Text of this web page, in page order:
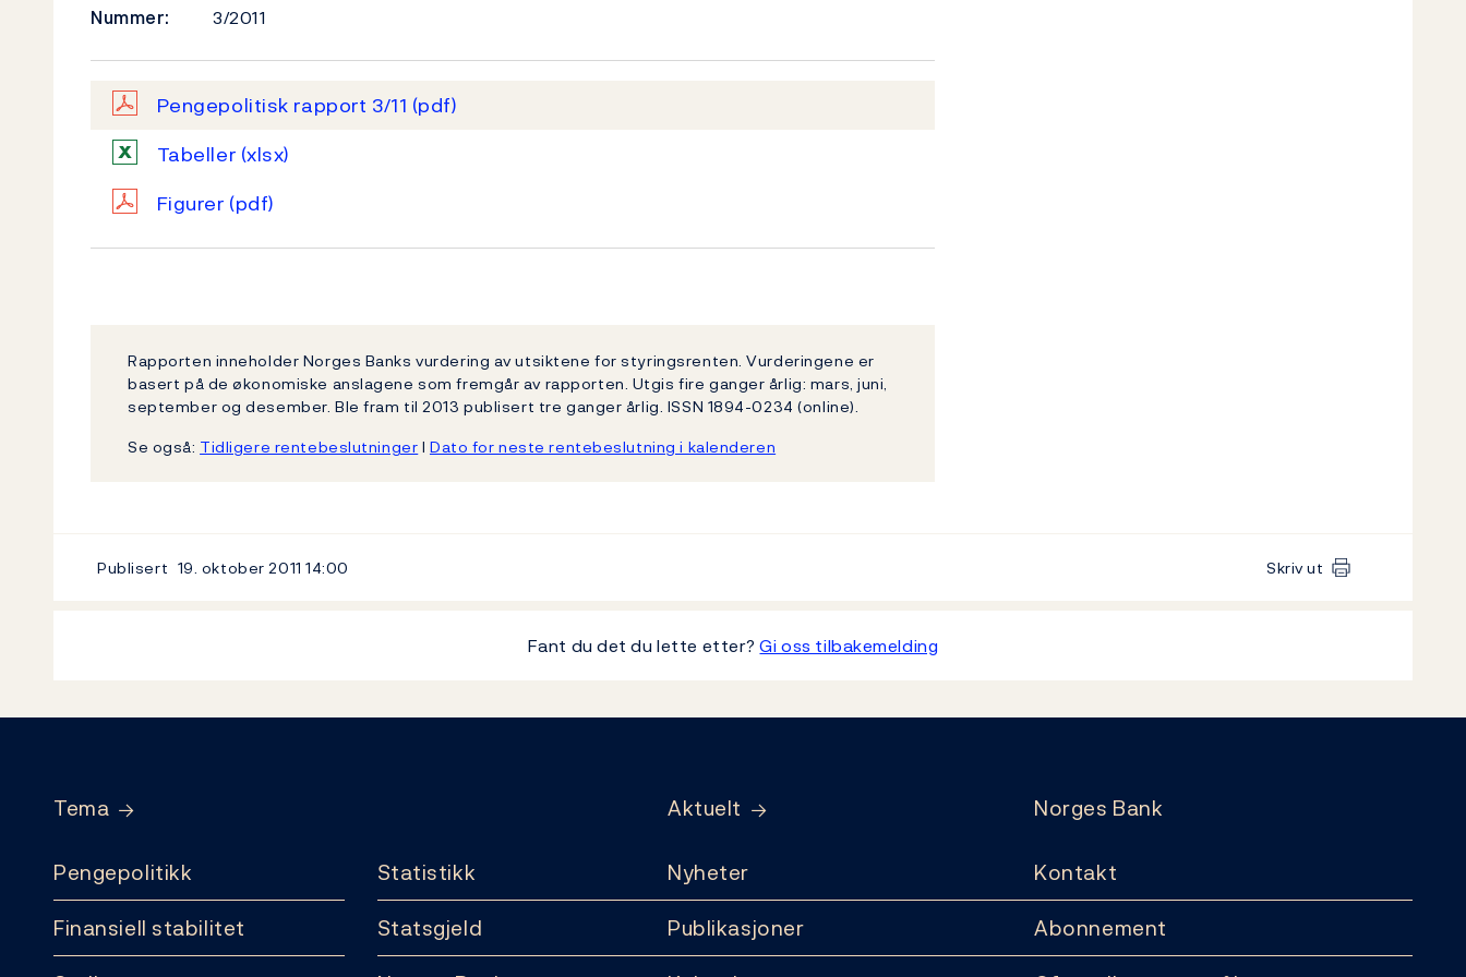
Nummer:
3/2011
Pengepolitisk rapport 3/11 (pdf)
Tabeller (xlsx)
Figurer (pdf)
Rapporten inneholder Norges Banks vurdering av utsiktene for styringsrenten. Vurderingene er
basert på de økonomiske anslagene som fremgår av rapporten. Utgis fire ganger årlig: mars, juni,
september og desember. Ble fram til 2013 publisert tre ganger årlig. ISSN 1894-0234 (online).
Se også: Tidligere rentebeslutningerl Dato for neste rentebeslutning i kalenderen
Publisert 19. oktober 201114:00 Skriv ut
Fant du det du lette etter?Gi oss tilbakemelding
Tema
Pengepolitikk
Finansiell stabilitet
Statistikk
Statsgjeld
Aktuelt
Nyheter
Publikasjoner
Norges Bank
Kontakt
Abonnement